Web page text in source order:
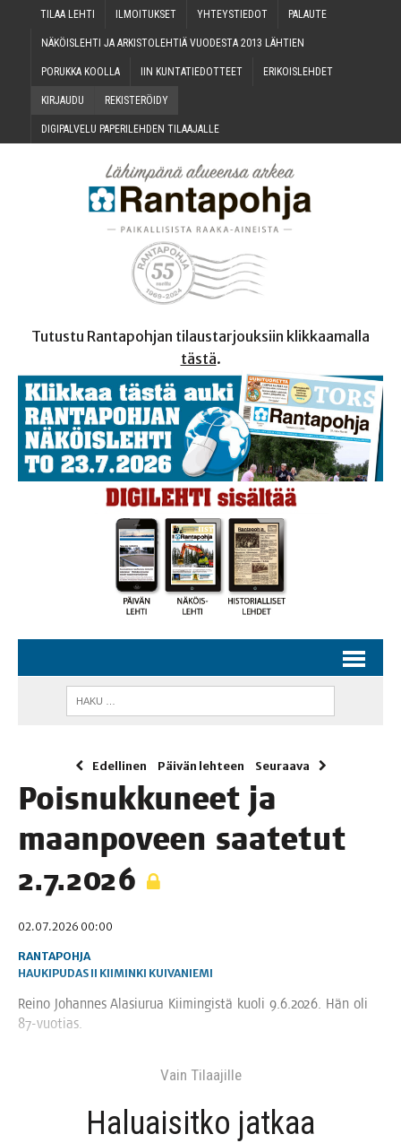
TILAA LEH­TI ILMOI­TUK­SET YHTEYS­TIE­DOT PALAU­TE
NÄKÖIS­LEH­TI JA ARKIS­TO­LEH­TIÄ VUO­DES­TA 2013 LÄHTIEN
PORUK­KA KOOLLA IIN KUN­TA­TIE­DOT­TEET ERI­KOIS­LEH­DET
KIR­JAU­DU REKIS­TE­RÖI­DY
DIGI­PAL­VE­LU PAPE­RI­LEH­DEN TILAAJALLE
Tutustu Rantapohjan tilaustarjouksiin klikkaamalla
tästä.
Edellinen Päivän lehteen Seuraava
Pois­nuk­ku­neet ja
maan­po­veen saa­te­tut
2.7.2026
02.07.2026 00:00
RANTAPOHJA
HAUKIPUDAS II KIIMINKI KUIVANIEMI
Rei­no Johan­nes Ala­siu­rua Kii­min­gis­tä kuo­li 9.6.2026. Hän oli
87-vuotias.
Vain Tilaa­jil­le
Haluai­sit­ko jat­kaa